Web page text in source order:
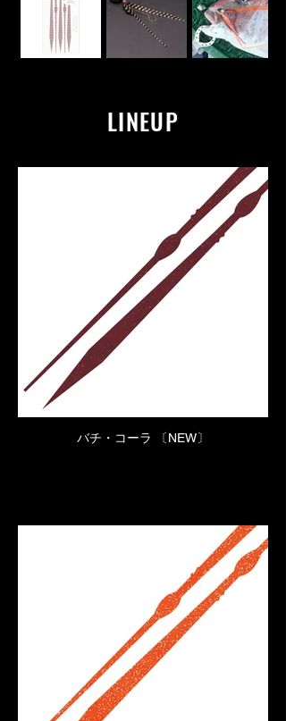
LINEUP
バチ・コーラ 〔NEW〕